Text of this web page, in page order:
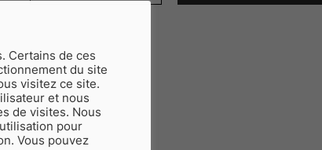
Certains de ces
du site
visitez ce site.
et nous
de visites. Nous
pour
Vous pouvez